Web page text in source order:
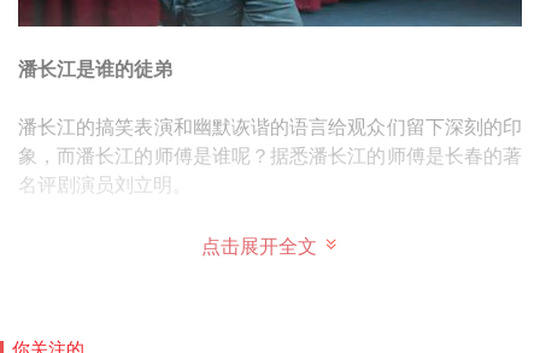
潘长江是谁的徒弟
潘长江的搞笑表演和幽默诙谐的语言给观众们留下深刻的印
象，而潘长江的师傅是谁呢？据悉潘长江的师傅是长春的著
名评剧演员刘立明。
点击展开全文